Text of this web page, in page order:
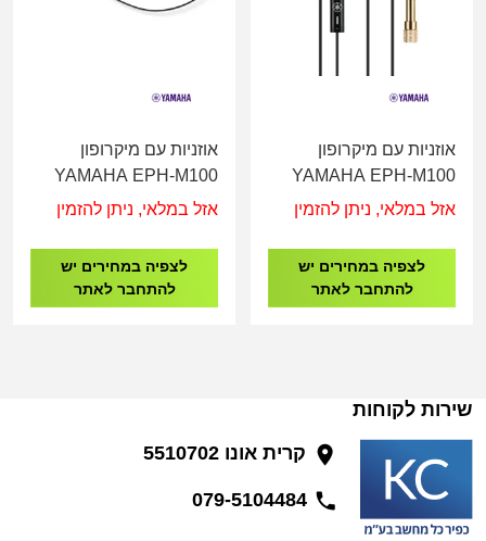
אוזניות עם מיקרופון
YAMAHA EPH-M100
High-performance
and Mic Black
אזל במלאי, ניתן להזמין
לצפיה במחירים יש
להתחבר לאתר
אוזניות עם מיקרופון
YAMAHA EPH-M100
High-performance
and Mic Blue
אזל במלאי, ניתן להזמין
לצפיה במחירים יש
להתחבר לאתר
שירות לקוחות
קרית אונו 5510702